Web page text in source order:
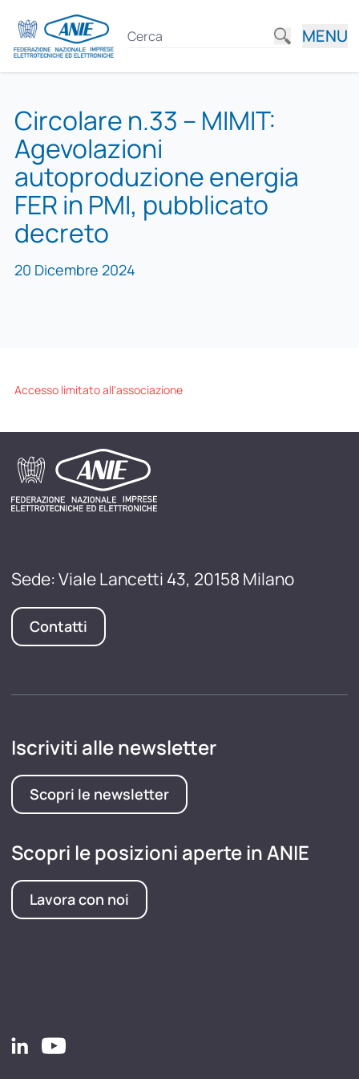
MENU
Circolare n.33 – MIMIT:
Agevolazioni
autoproduzione energia
FER in PMI, pubblicato
decreto
20 Dicembre 2024
Accesso limitato all'associazione
Sede: Viale Lancetti 43, 20158 Milano
Contatti
Iscriviti alle newsletter
Scopri le newsletter
Scopri le posizioni aperte in ANIE
Lavora con noi